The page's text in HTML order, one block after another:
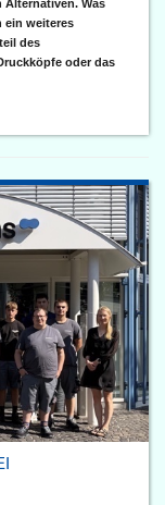
Alternativen. Was
ein weiteres
des
oder das